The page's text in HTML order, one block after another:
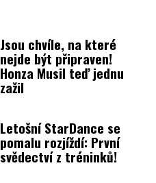
Jsou chvíle, na které
nejde být připraven!
Honza Musil teď jednu
zažil
Letošní StarDance se
pomalu rozjíždí: První
svědectví z tréninků!